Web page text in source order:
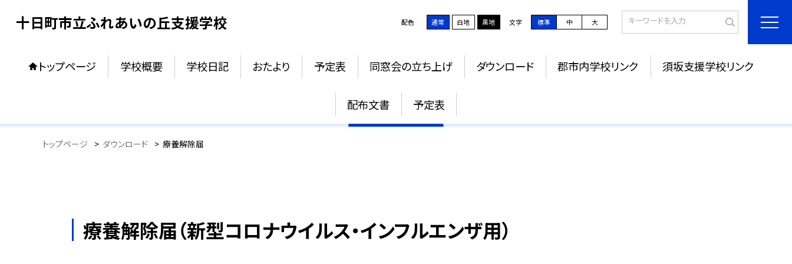
十日町市立ふれあいの丘支援学校 配色 通常 白地 黒地 文字 標準 中 大
トップページ 学校概要 学校日記 おたより 予定表 同窓会の立ち上げ ダウンロード 郡市内学校リンク 須坂支援学校リンク
配布文書 予定表
療養解除届
トップページ > ダウンロード > 療養解除届
療養解除届（新型コロナウイルス・インフルエンザ用）